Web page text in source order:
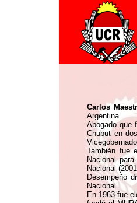
Carlos
Argentina.
Abogado que
Chubut en
También fue
Nacional
Nacional
Desempeñó
Nacional.
En 1963 fue